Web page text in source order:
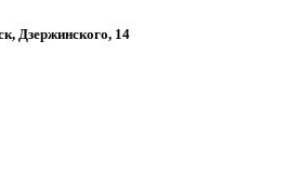
Дзержинского, 14